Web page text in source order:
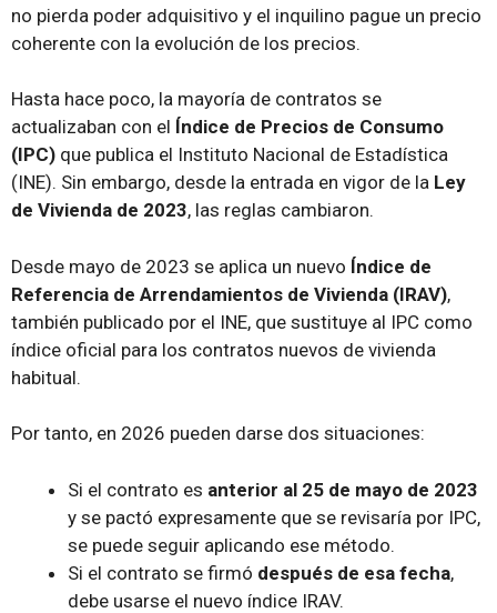
no pierda poder adquisitivo y el inquilino pague un precio
coherente con la evolución de los precios.
Hasta hace poco, la mayoría de contratos se
actualizaban con el Índice de Precios de Consumo
(IPC) que publica el Instituto Nacional de Estadística
(INE). Sin embargo, desde la entrada en vigor de la Ley
de Vivienda de 2023, las reglas cambiaron.
Desde mayo de 2023 se aplica un nuevo Índice de
Referencia de Arrendamientos de Vivienda (IRAV),
también publicado por el INE, que sustituye al IPC como
índice oficial para los contratos nuevos de vivienda
habitual.
Por tanto, en 2026 pueden darse dos situaciones:
Si el contrato es anterior al 25 de mayo de 2023
y se pactó expresamente que se revisaría por IPC,
se puede seguir aplicando ese método.
Si el contrato se firmó después de esa fecha,
debe usarse el nuevo índice IRAV.